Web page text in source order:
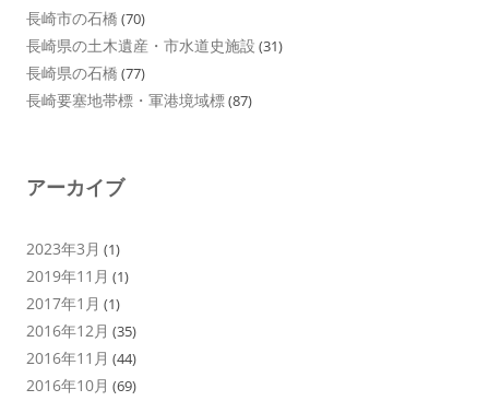
長崎市の石橋 (70)
長崎県の土木遺産・市水道史施設 (31)
長崎県の石橋 (77)
長崎要塞地帯標・軍港境域標(87)
アーカイブ
2023年3月 (1)
2019年11月 (1)
2017年1月 (1)
2016年12月 (35)
2016年11月 (44)
2016年10月 (69)